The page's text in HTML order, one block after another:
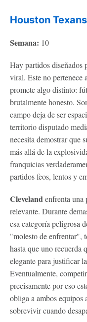
Houston Texans
Semana: 10
Hay partidos diseñados
viral. Este no pertenece
promete algo distinto:
brutalmente honesto.
campo deja de ser
territorio disputado
necesita demostrar que
más allá de la
franquicias
partidos feos, lentos y
Cleveland enfrenta una
relevante. Durante
esa categoría
"molesto de enfrentar",
hasta que uno recuerda
elegante para justificar
Eventualmente,
precisamente por eso
obliga a ambos equipos
sobrevivir cuando